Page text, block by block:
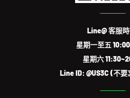
Line@ 客服
星期一至五
星期六
Line ID: @US3C (不要